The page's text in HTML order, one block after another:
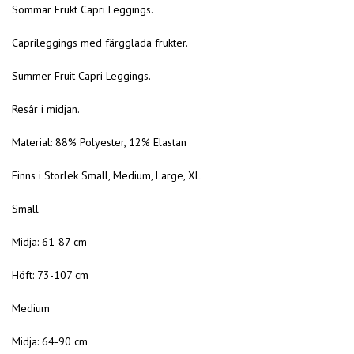
Sommar Frukt Capri Leggings.
Caprileggings med färgglada frukter.
Summer Fruit Capri Leggings.
Resår i midjan.
Material: 88% Polyester, 12% Elastan
Finns i Storlek Small, Medium, Large, XL
Small
Midja: 61-87 cm
Höft: 73-107 cm
Medium
Midja: 64-90 cm